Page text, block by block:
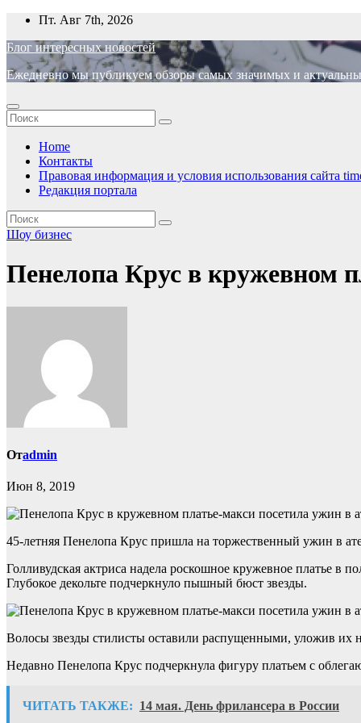
Перейти
содержимому
Пт. Авг 7th, 2026
Блог интересных новостей
Ежедневно мы публикуем обзоры самых значимых и
Home
Контакты
Правовая информация и условия использования сайта
Редакция портала
Шоу бизнес
Пенелопа Крус в кружевном
Отadmin
Июн 8, 2019
45-летняя Пенелопа Крус пришла на торжественный ужин в
Голливудская актриса надела роскошное кружевное платье в
Глубокое декольте подчеркнуло пышный бюст звезды.
Волосы звезды стилисты оставили распущенными, уложив их
Недавно Пенелопа Крус подчеркнула фигуру платьем с
ЧИТАТЬ ТАКЖЕ: 14 мая. День фрилансера в России